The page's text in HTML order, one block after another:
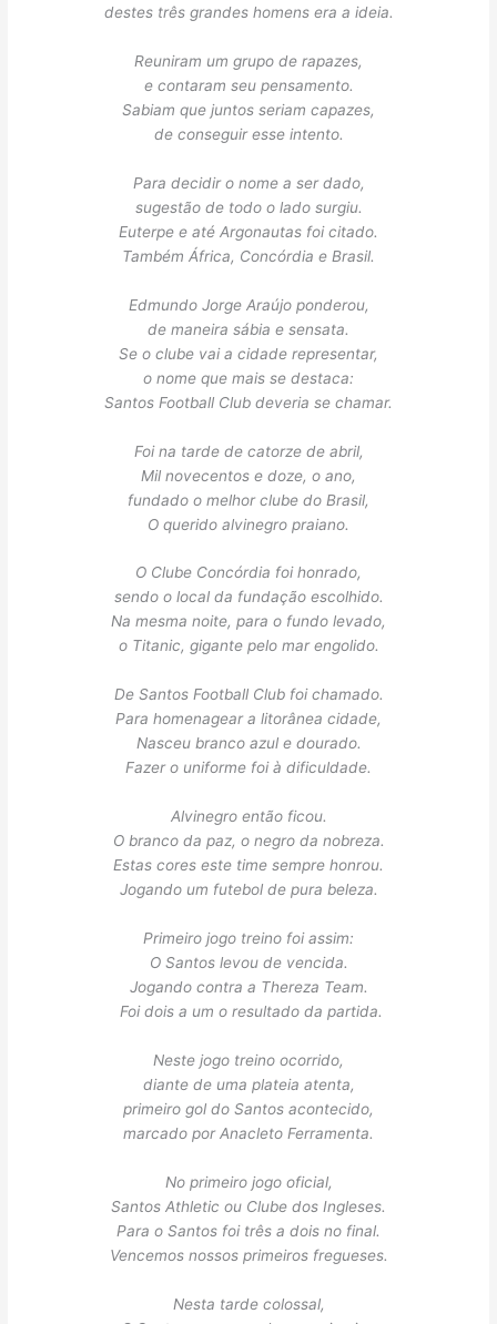
destes três grandes homens era a ideia.
Reuniram um grupo de rapazes,
e contaram seu pensamento.
Sabiam que juntos seriam capazes,
de conseguir esse intento.
Para decidir o nome a ser dado,
sugestão de todo o lado surgiu.
Euterpe e até Argonautas foi citado.
Também África, Concórdia e Brasil.
Edmundo Jorge Araújo ponderou,
de maneira sábia e sensata.
Se o clube vai a cidade representar,
o nome que mais se destaca:
Santos Football Club deveria se chamar.
Foi na tarde de catorze de abril,
Mil novecentos e doze, o ano,
fundado o melhor clube do Brasil,
O querido alvinegro praiano.
O Clube Concórdia foi honrado,
sendo o local da fundação escolhido.
Na mesma noite, para o fundo levado,
o Titanic, gigante pelo mar engolido.
De Santos Football Club foi chamado.
Para homenagear a litorânea cidade,
Nasceu branco azul e dourado.
Fazer o uniforme foi à dificuldade.
Alvinegro então ficou.
O branco da paz, o negro da nobreza.
Estas cores este time sempre honrou.
Jogando um futebol de pura beleza.
Primeiro jogo treino foi assim:
O Santos levou de vencida.
Jogando contra a Thereza Team.
Foi dois a um o resultado da partida.
Neste jogo treino ocorrido,
diante de uma plateia atenta,
primeiro gol do Santos acontecido,
marcado por Anacleto Ferramenta.
No primeiro jogo oficial,
Santos Athletic ou Clube dos Ingleses.
Para o Santos foi três a dois no final.
Vencemos nossos primeiros fregueses.
Nesta tarde colossal,